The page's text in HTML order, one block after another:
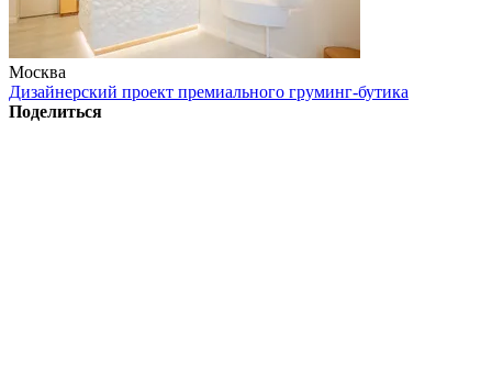
Москва
Дизайнерский проект премиального груминг-бутика
Поделиться